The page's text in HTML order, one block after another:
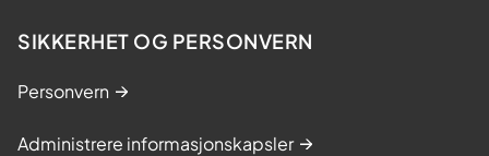
SIKKERHET OG PERSONVERN
Personvern
Administrere informasjonskapsler